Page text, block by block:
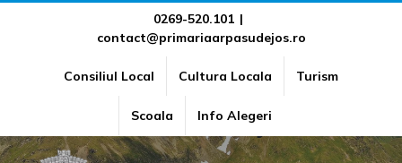
0269-520.101 |
contact@primariaarpasudejos.ro
Consiliul Local Cultura Locala Turism
Scoala Info Alegeri
Creare cont pentru plata online
a taxelor – Persoana juridica